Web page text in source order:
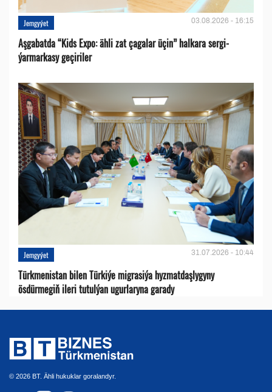
Jemgyýet 03.08.2026 - 16:15
Aşgabatda “Kids Expo: ähli zat çagalar üçin” halkara sergi-
ýarmarkasy geçiriler
Jemgyýet 31.07.2026 - 10:44
Türkmenistan bilen Türkiýe migrasiýa hyzmatdaşlygyny
ösdürmegiň ileri tutulýan ugurlaryna garady
© 2026 BT. Ähli hukuklar goralandyr.